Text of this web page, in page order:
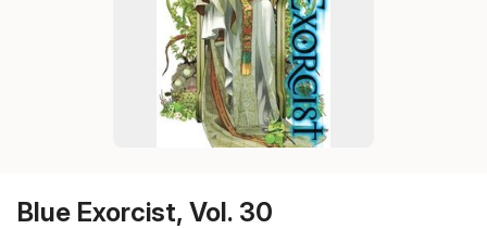
Blue Exorcist, Vol. 30